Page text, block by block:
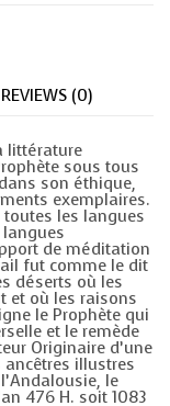
REVIEWS (0)
littérature
sous tous
son éthique,
exemplaires.
les langues
de méditation
fut comme le dit
déserts où les
et où les raisons
le Prophète qui
et le remède
Originaire d’une
illustres
le
476 H. soit 1083